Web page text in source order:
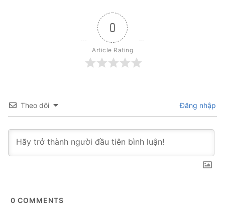
0
Article Rating
Theo dõi Đăng nhập
0 COMMENTS